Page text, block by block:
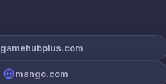
gamehubplus.com
mango.com